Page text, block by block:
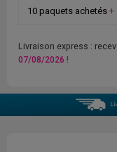
10 paquets achetés +
Livraison express :
07/08/2026 !